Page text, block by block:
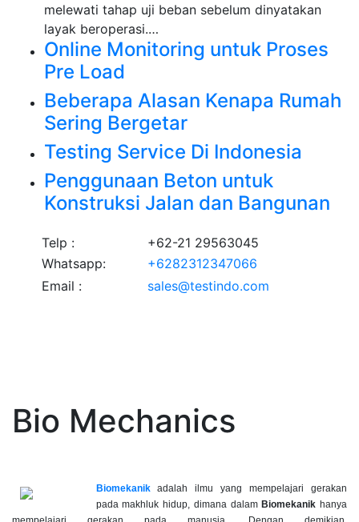
melewati tahap uji beban sebelum dinyatakan
layak beroperasi.…
Online Monitoring untuk Proses
Pre Load
Beberapa Alasan Kenapa Rumah
Sering Bergetar
Testing Service Di Indonesia
Penggunaan Beton untuk
Konstruksi Jalan dan Bangunan
Telp :
+62-21 29563045
Whatsapp:
+6282312347066
Email :
sales@testindo.com
Bio Mechanics
Biomekanikadalah ilmu yang mempelajari gerakan
pada makhluk hidup, dimana dalam Biomekanik hanya